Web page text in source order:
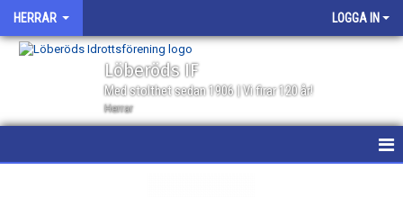
HERRAR LOGGA IN
Löberöds IF
Med stolthet sedan 1906 | Vi firar 120 år!
Herrar